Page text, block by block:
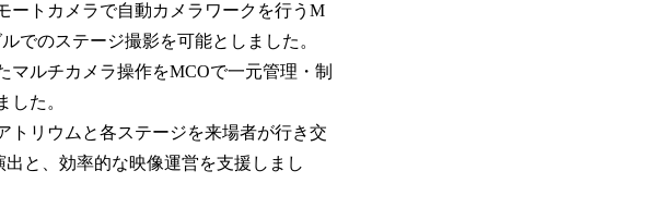
ートカメラで自動カメラワークを行うM
でのステージ撮影を可能としました。
ルチカメラ操作をMCOで一元管理・制
た。
トリウムと各ステージを来場者が行き交
出と、効率的な映像運営を支援しまし